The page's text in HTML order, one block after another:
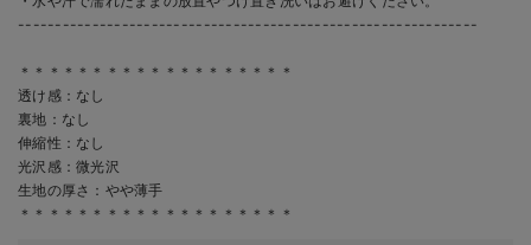
--------------------------------------------------------------
＊＊＊＊＊＊＊＊＊＊＊＊＊＊＊＊＊＊＊
透け感：なし
裏地：なし
伸縮性：なし
光沢感：微光沢
生地の厚さ：やや薄手
＊＊＊＊＊＊＊＊＊＊＊＊＊＊＊＊＊＊＊